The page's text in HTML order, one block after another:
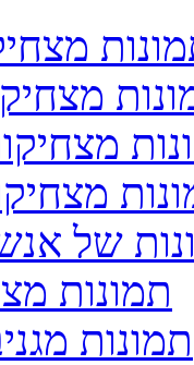
של
תמונות
תמונות